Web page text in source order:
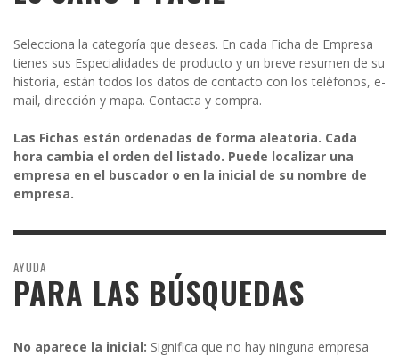
Selecciona la categoría que deseas. En cada Ficha de Empresa
tienes sus Especialidades de producto y un breve resumen de su
historia, están todos los datos de contacto con los teléfonos, e-
mail, dirección y mapa. Contacta y compra.
Las Fichas están ordenadas de forma aleatoria. Cada
hora cambia el orden del listado. Puede localizar una
empresa en el buscador o en la inicial de su nombre de
empresa.
AYUDA
PARA LAS BÚSQUEDAS
No aparece la inicial: Significa que no hay ninguna empresa